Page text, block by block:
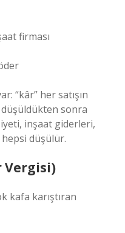
firması
“kâr” her satışın
sonra
inşaat giderleri,
düşülür.
Vergisi)
kafa karıştıran